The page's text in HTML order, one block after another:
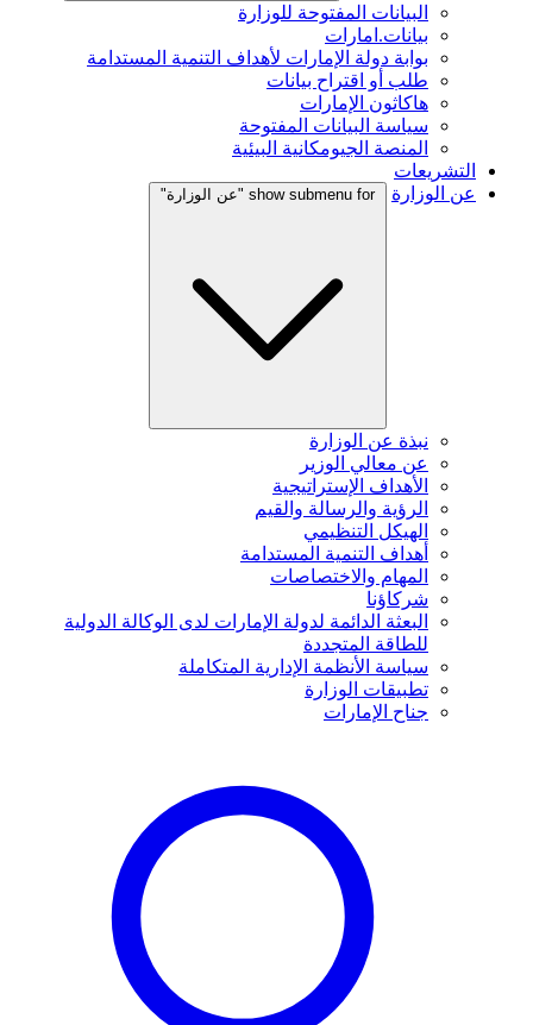
البيانات المفتوحة للوزارة
بيانات.امارات
بوابة دولة الإمارات لأهداف التنمية المستدامة
طلب أو اقتراح بيانات
هاكاثون الإمارات
سياسة البيانات المفتوحة
المنصة الجيومكانية البيئية
التشريعات
عن الوزارة
show submenu for "عن الوزارة"
نبذة عن الوزارة
عن معالي الوزير
الأهداف الإستراتيجية
الرؤية والرسالة والقيم
الهيكل التنظيمي
أهداف التنمية المستدامة
المهام والاختصاصات
شركاؤنا
البعثة الدائمة لدولة الإمارات لدى الوكالة الدولية
للطاقة المتجددة
سياسة الأنظمة الإدارية المتكاملة
تطبيقات الوزارة
جناح الإمارات